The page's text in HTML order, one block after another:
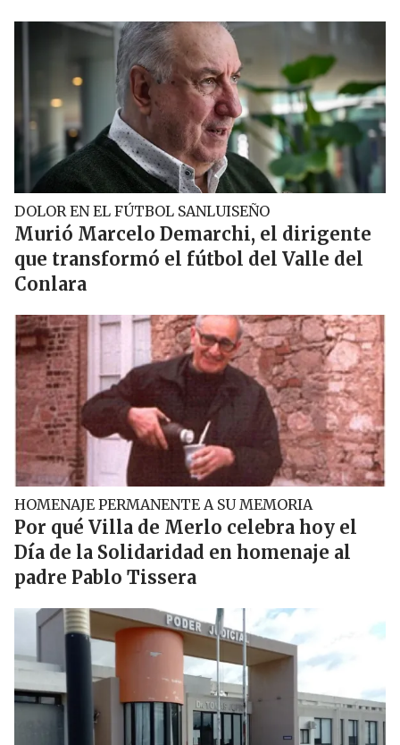
DOLOR EN EL FÚTBOL SANLUISEÑO
Murió Marcelo Demarchi, el dirigente
que transformó el fútbol del Valle del
Conlara
HOMENAJE PERMANENTE A SU MEMORIA
Por qué Villa de Merlo celebra hoy el
Día de la Solidaridad en homenaje al
padre Pablo Tissera